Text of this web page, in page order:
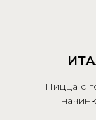
Пицца с